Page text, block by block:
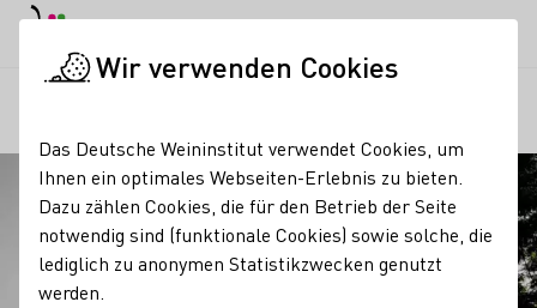
Wir verwenden Cookies
Das Deutsche Weininstitut verwendet Cookies, um
Ihnen ein optimales Webseiten-Erlebnis zu bieten.
Dazu zählen Cookies, die für den Betrieb der Seite
notwendig sind (funktionale Cookies) sowie solche, die
lediglich zu anonymen Statistikzwecken genutzt
werden.